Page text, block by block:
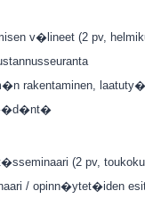
v�lineet (2 pv,
rakentaminen,
(2 pv,
/ opinn�ytet�iden